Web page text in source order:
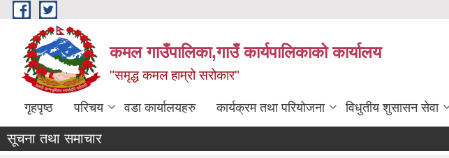
Skip to main content
कमल गाउँपालिका,गाउँ कार्यपालिकाको कार्यालय
"समृद्ध कमल हाम्रो सरोकार"
गृहपृष्ठ परिचय वडा कार्यालयहरु कार्यक्रम तथा परियोजना विधुतीय शुसासन सेवा
सूचना तथा समाचार